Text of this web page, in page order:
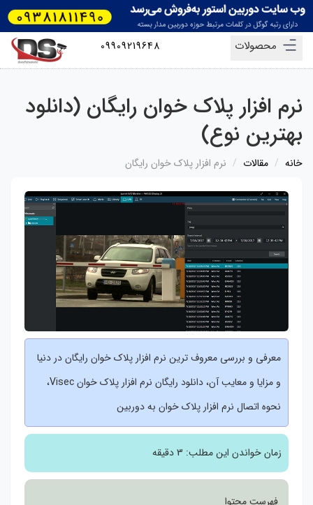
محصولات 09909219648
نرم افزار پلاک خوان رایگان (دانلود
بهترین نوع)
خانه مقالات نرم افزار پلاک خوان رایگان
معرفی و بررسی معروف ترین نرم افزار پلاک خوان رایگان در دنیا
و مزایا و معایب آن، دانلود رایگان نرم افزار پلاک خوان Visec،
نحوه اتصال نرم افزار پلاک خوان به دوربین
زمان خواندن این مطلب: 3 دقیقه
فهرست محتوا